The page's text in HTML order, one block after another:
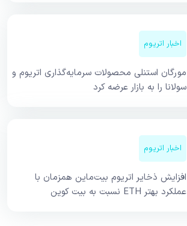
اخبار اتریوم
مورگان استنلی محصولات سرمایه‌گذاری اتریوم و
سولانا را به بازار عرضه کرد
اخبار اتریوم
افزایش ذخایر اتریوم بیت‌ماین همزمان با
عملکرد بهتر ETH نسبت به بیت کوین